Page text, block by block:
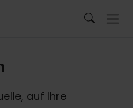
auf Ihre